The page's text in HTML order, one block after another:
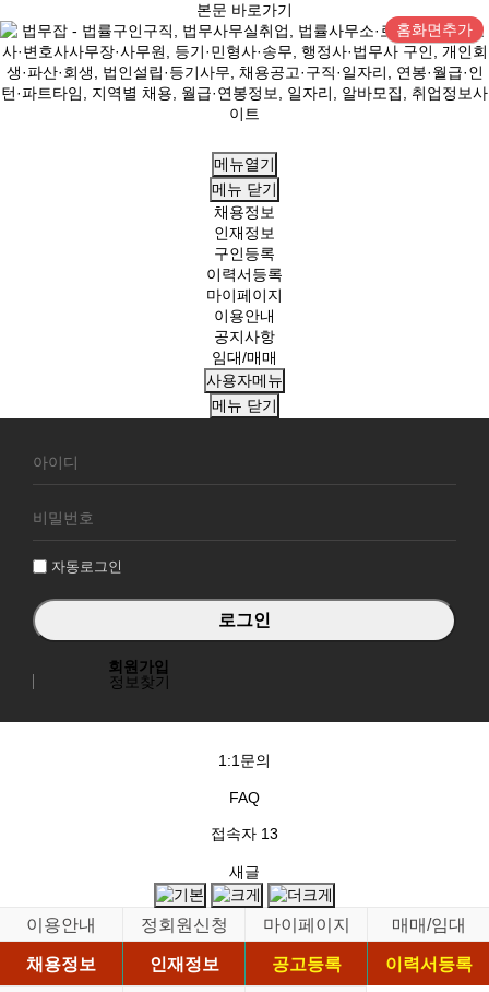
본문 바로가기
홈화면추가
메뉴열기
메뉴 닫기
채용정보
인재정보
구인등록
이력서등록
마이페이지
이용안내
공지사항
임대/매매
사용자메뉴
메뉴 닫기
원
그
자동로그인
회원가입
정보찾기
1:1문의
FAQ
접속자 13
새글
이용안내 정회원신청 마이페이지
매매/임대
채용정보
인재정보 공고등록
이력서등록